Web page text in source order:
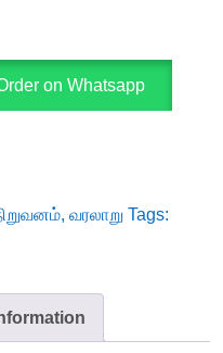
on Whatsapp
, வரலாறு Tags: